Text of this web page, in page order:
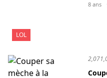
LOL
8 ans